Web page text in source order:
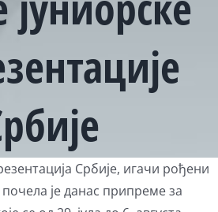
Србије, игачи рођени
је данас припреме за